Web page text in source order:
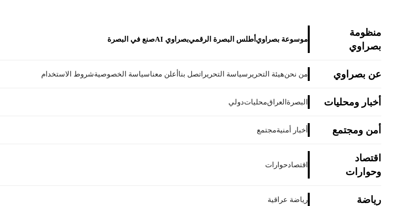
منظومة
بصراوي
موسوعة بصراوي أطلس البصرة الرقميبصراوي AI صنع في البصرة
عن بصراوي من نحنهيئة التحرير سياسة التحرير اتصل بنا أعلن معناسياسة الخصوصيةشروط الاستخدام
أخبار ومحليات البصرة العراقمحلياتدولي
أمن ومجتمع أخبار أمنيةمجتمع
اقتصاد
وحوارات
اقتصادحوارات
رياضة رياضة عراقية